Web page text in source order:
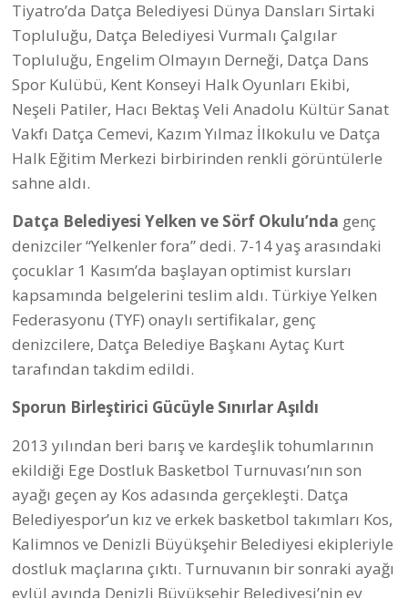
ayağı geçen ay Kos adasında gerçekleşti. Datça
Belediyespor’un kız ve erkek basketbol takımları Kos,
Kalimnos ve Denizli Büyükşehir Belediyesi ekipleriyle
dostluk maçlarına çıktı. Turnuvanın bir sonraki ayağı
eylül ayında Denizli Büyükşehir Belediyesi’nin ev
sahipliğinde düzenlenecek.
Yıldız Kızlar Şampiyon Oldu
kazandığı zaferle adını duyurdu. Genç sporcular,
güçlü rakiplerini geride bırakarak şampiyonluk
kupasını kaldırdı. Antrenörler Murat Karslı ve
Mustafa Tabak’ın önderliğinde mücadele eden
sporcular, Türkiye Basketbol Federasyonu (TBF)
Muğla İl Şampiyonu oldu.
Kutlanacak
1 Temmuz Kabotaj Bayramı her yıl olduğu gibi
gelenekselleşen etkinlikle kutlanacak. Datça
Belediyesinin desteklediği etkinlikler Datça Yat
Limanı’nda gerçekleşecek. Etkinlikler kapsamında
farklı yaş kategorilerinde halat çekme yarışmaları,
denizden tabak çıkarma yarışı ile etkinliğin en